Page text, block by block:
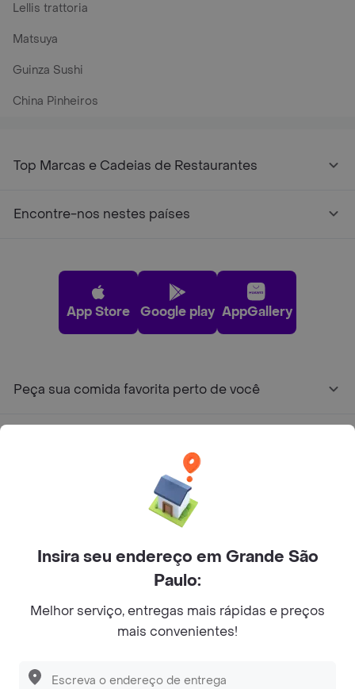
Lellis trattoria
Matsuya
Guinza Sushi
China Pinheiros
Top Marcas e Cadeias de Restaurantes
Encontre-nos nestes países
App Store Google play AppGallery
Peça sua comida favorita perto de você
Facebook
TwitterInstagram
©2026Rappi Inc. All rights reserved.
Insira seu endereço em Grande São
Paulo:
Melhor serviço, entregas mais rápidas e preços
mais convenientes!